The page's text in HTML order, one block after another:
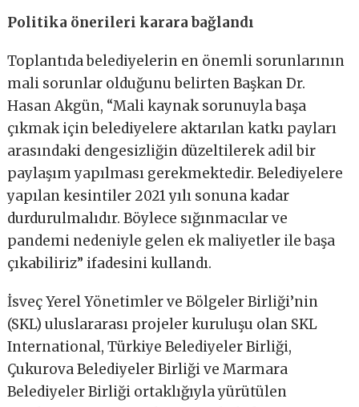
Politika önerileri karara bağlandı
Toplantıda belediyelerin en önemli sorunlarının
mali sorunlar olduğunu belirten Başkan Dr.
Hasan Akgün, “Mali kaynak sorunuyla başa
çıkmak için belediyelere aktarılan katkı payları
arasındaki dengesizliğin düzeltilerek adil bir
paylaşım yapılması gerekmektedir. Belediyelere
yapılan kesintiler 2021 yılı sonuna kadar
durdurulmalıdır. Böylece sığınmacılar ve
pandemi nedeniyle gelen ek maliyetler ile başa
çıkabiliriz” ifadesini kullandı.
İsveç Yerel Yönetimler ve Bölgeler Birliği’nin
(SKL) uluslararası projeler kuruluşu olan SKL
International, Türkiye Belediyeler Birliği,
Çukurova Belediyeler Birliği ve Marmara
Belediyeler Birliği ortaklığıyla yürütülen